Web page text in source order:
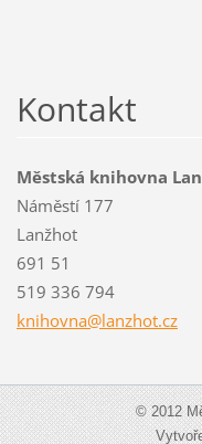
Kontakt
Městská knihovna
Náměstí 177
Lanžhot
691 51
519 336 794
knihovna@lanzhot.cz
© 2012